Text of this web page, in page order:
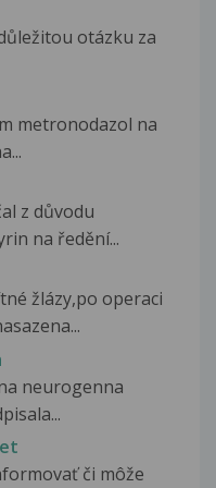
otázku za
metronodazol na
z důvodu
na ředění...
žlázy,po operaci
neurogenna
či môže